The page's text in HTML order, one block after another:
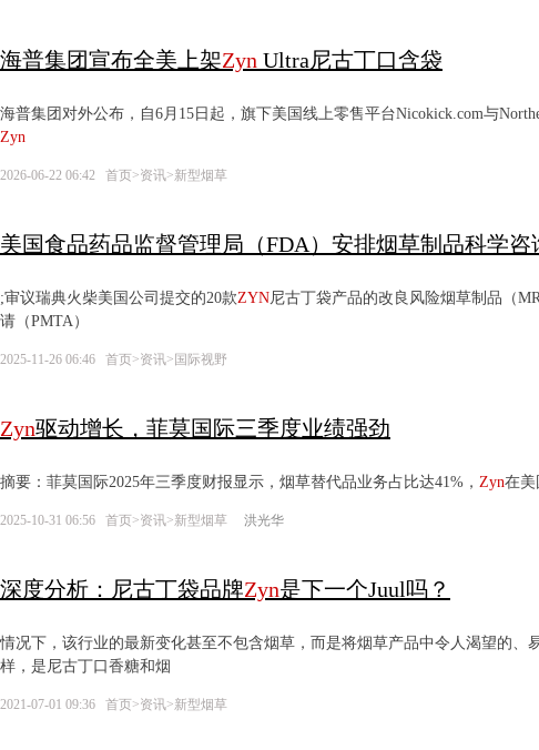
海普集团宣布全美上架Zyn Ultra尼古丁口含袋
海普集团对外公布，自6月15日起，旗下美国线上零售平台Nicokick.com与
Zyn
2026-06-22 06:42 首页>资讯>新型烟草
美国食品药品监督管理局（FDA）安排烟草制品科学咨
;审议瑞典火柴美国公司提交的20款ZYN尼古丁袋产品的改良风险烟草制品（
请（PMTA）
2025-11-26 06:46 首页>资讯> 国际视野
Zyn驱动增长，​菲莫国际三季度业绩强劲
摘要：菲莫国际2025年三季度财报显示，烟草替代品业务占比达41%， Zyn在美
2025-10-31 06:56 首页>资讯>新型烟草 洪光华
深度分析：尼古丁袋品牌Zyn是下一个Juul吗？
情况下，该行业的最新变化甚至不包含烟草，而是将烟草产品中令人渴望的、
样，是尼古丁口香糖和烟
2021-07-01 09:36 首页>资讯>新型烟草